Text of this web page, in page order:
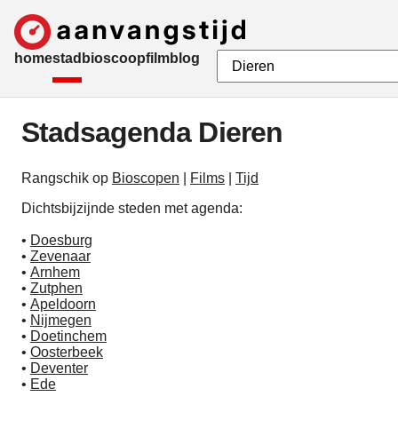
homestad bioscoopfilmblog
Stadsagenda Dieren
Rangschik op Bioscopen Films
Tijd
Dichtsbijzijnde steden met agenda:
• Doesburg
• Zevenaar
• Arnhem
• Zutphen
• Apeldoorn
• Nijmegen
• Doetinchem
• Oosterbeek
• Deventer
• Ede